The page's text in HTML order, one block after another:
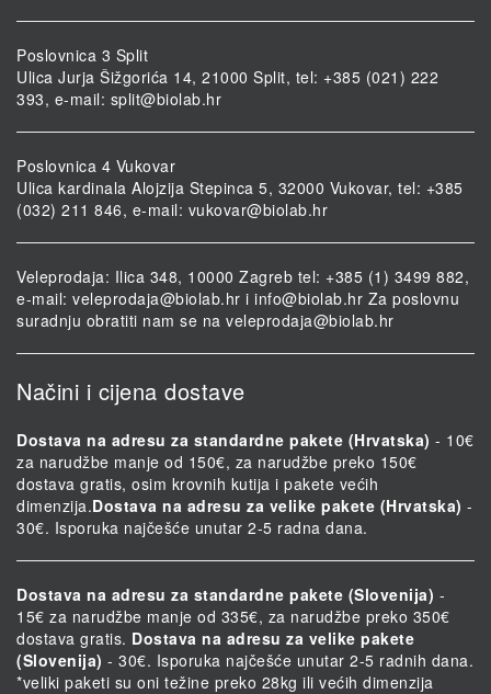
Poslovnica 3 Split
Ulica Jurja Šižgorića 14, 21000 Split, tel: +385 (021) 222
393, e-mail: split@biolab.hr
Poslovnica 4 Vukovar
Ulica kardinala Alojzija Stepinca 5, 32000 Vukovar, tel: +385
(032) 211 846, e-mail: vukovar@biolab.hr
Veleprodaja: Ilica 348, 10000 Zagreb tel: +385 (1) 3499 882,
e-mail: veleprodaja@biolab.hr i info@biolab.hr Za poslovnu
suradnju obratiti nam se na veleprodaja@biolab.hr
Načini i cijena dostave
Dostava na adresu za standardne pakete (Hrvatska) - 10€
za narudžbe manje od 150€, za narudžbe preko 150€
dostava gratis, osim krovnih kutija i pakete većih
dimenzija.Dostava na adresu za velike pakete (Hrvatska) -
30€. Isporuka najčešće unutar 2-5 radna dana.
Dostava na adresu za standardne pakete (Slovenija) -
15€ za narudžbe manje od 335€, za narudžbe preko 350€
dostava gratis. Dostava na adresu za velike pakete
(Slovenija) - 30€. Isporuka najčešće unutar 2-5 radnih dana.
*veliki paketi su oni težine preko 28kg ili većih dimenzija